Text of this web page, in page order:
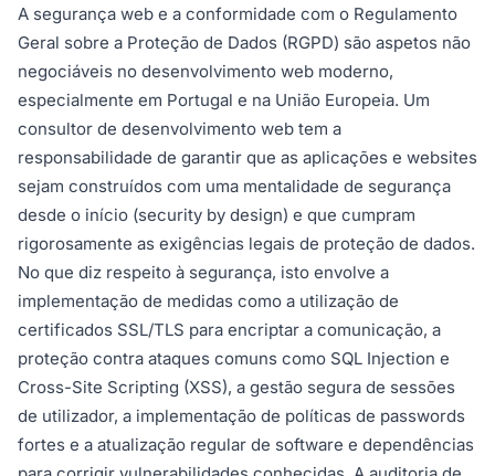
A segurança web e a conformidade com o Regulamento
Geral sobre a Proteção de Dados (RGPD) são aspetos não
negociáveis no desenvolvimento web moderno,
especialmente em Portugal e na União Europeia. Um
consultor de desenvolvimento web tem a
responsabilidade de garantir que as aplicações e websites
sejam construídos com uma mentalidade de segurança
desde o início (security by design) e que cumpram
rigorosamente as exigências legais de proteção de dados.
No que diz respeito à segurança, isto envolve a
implementação de medidas como a utilização de
certificados SSL/TLS para encriptar a comunicação, a
proteção contra ataques comuns como SQL Injection e
Cross-Site Scripting (XSS), a gestão segura de sessões
de utilizador, a implementação de políticas de passwords
fortes e a atualização regular de software e dependências